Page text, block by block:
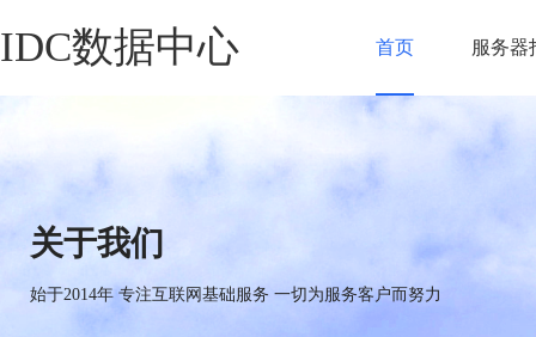
IDC数据中心 首页 服务器
关于我们
始于2014年 专注互联网基础服务 一切为服务客户而努力